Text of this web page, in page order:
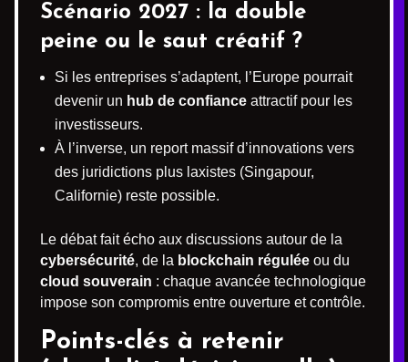
Scénario 2027 : la double
peine ou le saut créatif ?
Si les entreprises s’adaptent, l’Europe pourrait
devenir un hub de confiance attractif pour les
investisseurs.
À l’inverse, un report massif d’innovations vers
des juridictions plus laxistes (Singapour,
Californie) reste possible.
Le débat fait écho aux discussions autour de la
cybersécurité, de la blockchain régulée ou du
cloud souverain : chaque avancée technologique
impose son compromis entre ouverture et contrôle.
Points-clés à retenir